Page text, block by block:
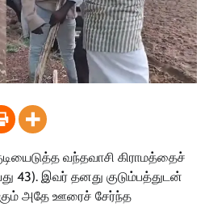
வந்தவாசி கிராமத்தைச்
43). இவர் தனது குடும்பத்துடன்
அதே ஊரைச் சேர்ந்த